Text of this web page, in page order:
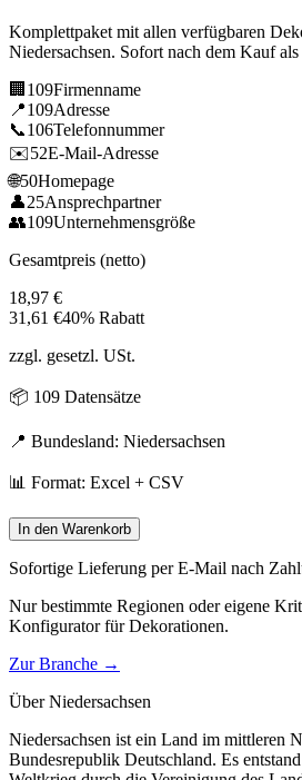
Komplettpaket mit allen verfügbaren
Niedersachsen. Sofort nach dem Kauf
🏢 109Firmenname
📍109Adresse
📞106Telefonnummer
✉️52E-Mail-Adresse
🌐50Homepage
👤25Ansprechpartner
👥109Unternehmensgröße
Gesamtpreis (netto)
18,97 €
31,61 €40% Rabatt
zzgl. gesetzl. USt.
📦 109 Datensätze
📍 Bundesland: Niedersachsen
📊 Format: Excel + CSV
In den Warenkorb
Sofortige Lieferung per E-Mail nach
Nur bestimmte Regionen oder eigene
Konfigurator fürDekorationen.
Zur Branche →
ÜberNiedersachsen
Niedersachsen ist ein Land im mittleren
Bundesrepublik Deutschland. Es